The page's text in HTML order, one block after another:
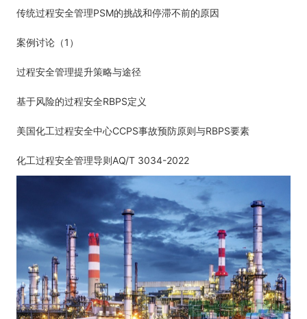
传统过程安全管理PSM的挑战和停滞不前的原因
案例讨论（1 ）
过程安全管理提升策略与途径
基于风险的过程安全RBPS定义
美国化工过程安全中心CCPS事故预防原则与RBPS要素
化工过程安全管理导则AQ/T 3034-2022